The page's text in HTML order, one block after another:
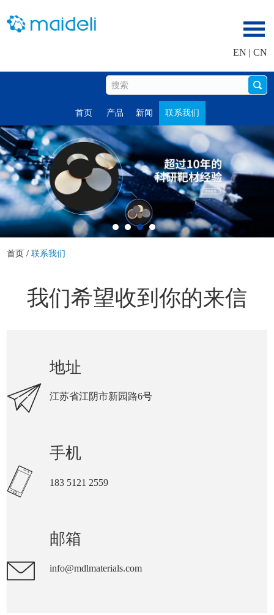
EN | CN
首页 产品 新闻 联系我们
首页 /联系我们
我们希望收到你的来信
地址
江苏省江阴市新园路6号
手机
183 5121 2559
邮箱
info@mdlmaterials.com